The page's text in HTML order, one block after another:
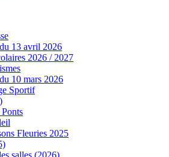
13 avril 2026
2026 / 2027
10 mars 2026
Sportif
Fleuries 2025